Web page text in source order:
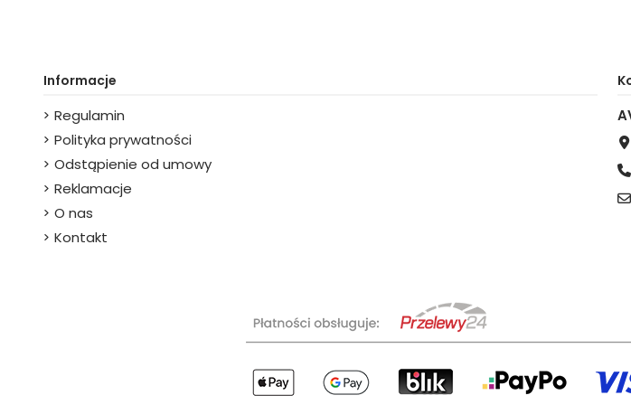
Informacje
Regulamin
Polityka prywatności
Odstąpienie od umowy
Reklamacje
O nas
Kontakt